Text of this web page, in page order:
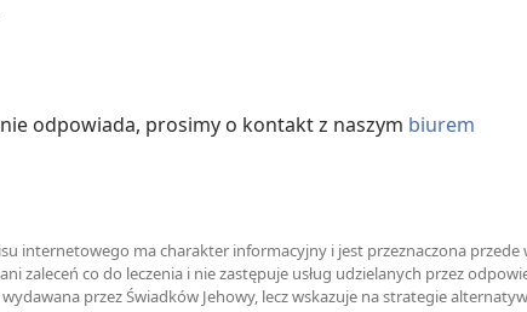
odpowiada, prosimy o kontakt z naszym biurem
internetowego ma charakter informacyjny i jest przeznaczona
zaleceń co do leczenia i nie zastępuje usług udzielanych przez
przez Świadków Jehowy, lecz wskazuje na strategie